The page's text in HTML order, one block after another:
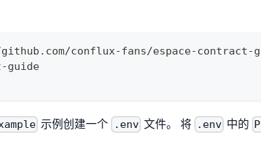
conflux-fans/espace-contract-
guide
示例创建一个 .env文件。 将 .env 中的